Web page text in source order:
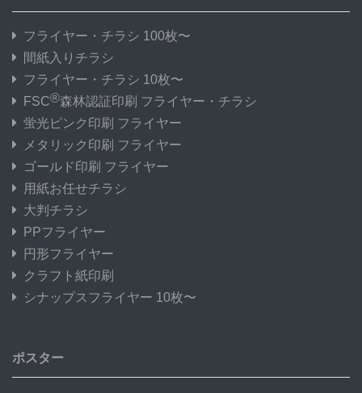
フライヤー・チラシ 100枚〜
間紙入りチラシ
フライヤー・チラシ 10枚〜
FSC®森林認証印刷 フライヤー・チラシ
蛍光ピンク印刷 フライヤー
メタリック印刷 フライヤー
ゴールド印刷 フライヤー
用紙お任せチラシ
大判チラシ
PPフライヤー
円形フライヤー
クラフト紙印刷
シナップスフライヤー 10枚〜
ポスター